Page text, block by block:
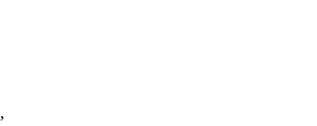
,